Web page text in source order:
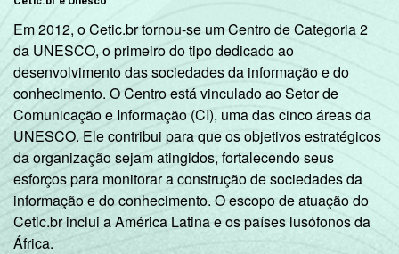
Em 2012, o Cetic.br tornou-se um Centro de Categoria 2
da UNESCO, o primeiro do tipo dedicado ao
desenvolvimento das sociedades da informação e do
conhecimento. O Centro está vinculado ao Setor de
Comunicação e Informação (CI), uma das cinco áreas da
UNESCO. Ele contribui para que os objetivos estratégicos
da organização sejam atingidos, fortalecendo seus
esforços para monitorar a construção de sociedades da
informação e do conhecimento. O escopo de atuação do
Cetic.br inclui a América Latina e os países lusófonos da
África.